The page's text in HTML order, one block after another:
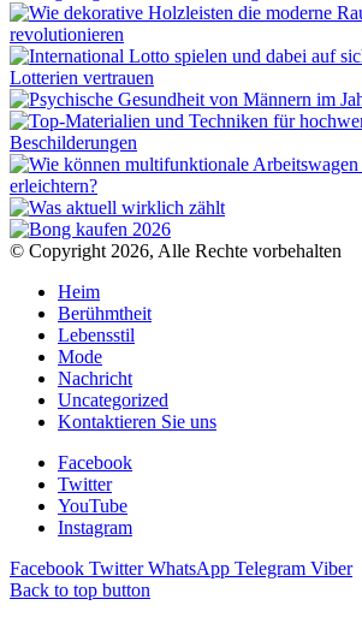
© Copyright 2026, Alle Rechte vorbehalten
Heim
Berühmtheit
Lebensstil
Mode
Nachricht
Uncategorized
Kontaktieren Sie uns
Facebook
Twitter
YouTube
Instagram
Facebook Twitter WhatsApp Telegram Viber
Back to top button